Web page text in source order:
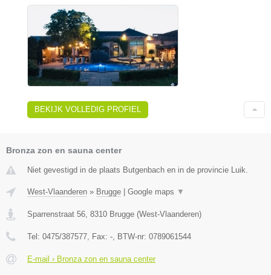
BEKIJK VOLLEDIG PROFIEL
Bronza zon en sauna center
Niet gevestigd in de plaats Butgenbach en in de provincie Luik.
West-Vlaanderen » Brugge Google maps ▼
Sparrenstraat 56, 8310 Brugge (West-Vlaanderen)
Tel: 0475/387577, Fax: -, BTW-nr: 0789061544
E-mail › Bronza zon en sauna center